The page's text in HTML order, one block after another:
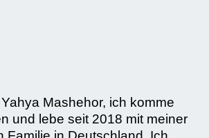
Mashehor, ich komme
und lebe seit 2018 mit meiner